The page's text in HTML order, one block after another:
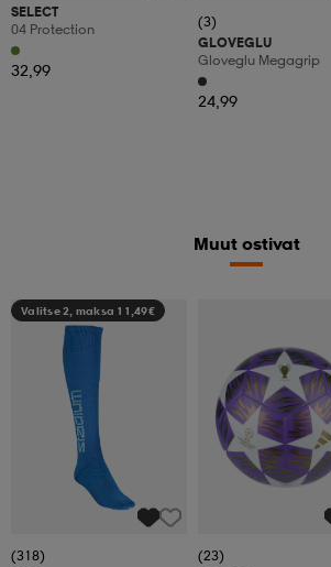
SELECT
04 Protection
32,99
(3)
GLOVEGLU
Gloveglu Megagrip
24,99
Muut ostivat
Valitse 2, maksa 11,49€
(318)
(23)